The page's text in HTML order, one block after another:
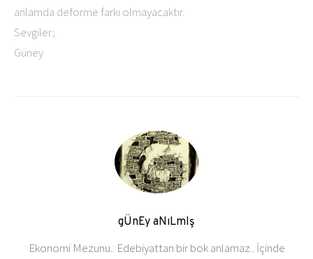
anlamda deforme farkı olmayacaktır.
Sevgiler;
Güney
gÜnEy aNıLmIş
Ekonomi Mezunu.. Edebiyattan bir bok anlamaz.. İçinde